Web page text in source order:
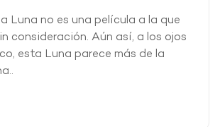
Luna no es una película a la que
consideración. Aún así, a los ojos
esta Luna parece más de la